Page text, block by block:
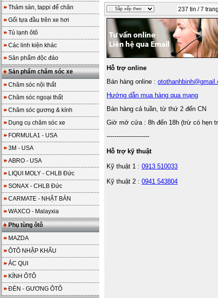
Thảm sàn, tappi để chân
Gối tựa đầu trên xe hơi
Tủ lạnh ôtô
Các linh kiện khác
Sản phẩm độc đáo
Sản phẩm chăm sóc xe
Chăm sóc nội thất
Chăm sóc ngoại thất
Chăm sóc gương & kính
Dụng cụ chăm sóc xe
FORMULA1 - USA
3M - USA
ABRO - USA
LIQUI MOLY - CHLB Đức
SONAX - CHLB Đức
CARMATE - NHẬT BẢN
WAXCO - Malayxia
Phụ tùng ôtô
MAZDA
ÔTÔ NHẬP KHẨU
ẮC QUI
KÍNH ÔTÔ
ĐÈN - GƯƠNG ÔTÔ
237 tin / 7
Hỗ trợ online
Bán hàng online :
Hướng dẫn mua hàng qua mạng
Bán hàng cả tuần, từ thứ 2 đến CN
Giờ mở cửa : 8h đến 18h (trừ có hẹn
----------------------
Hỗ trợ kỹ thuật
Kỹ thuật 1 : 0913 510033
Kỹ thuật 2 : 0941 543804